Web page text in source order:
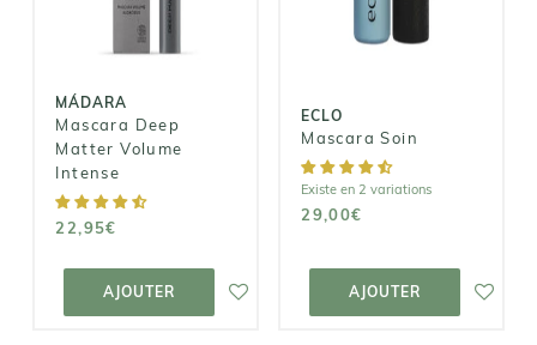
MÁDARA
Mascara Deep
Matter Volume
Intense
22,95€
AJOUTER
Intense
22,95€
AJOUTER AU
PANIER
ECLO
Mascara Soin
Existe en 2 variations
29,00€
AJOUTER
29,00€
AJOUTER AU
PANIER